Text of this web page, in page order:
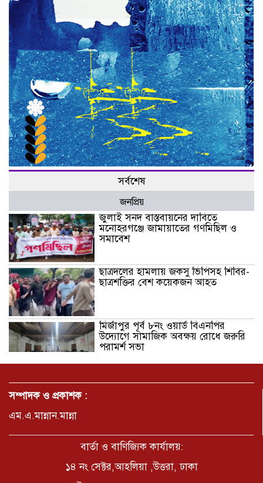
সর্বশেষ
জনপ্রিয়
জুলাই সনদ বাস্তবায়নের দাবিতে
মনোহরগঞ্জে জামায়াতের গণমিছিল ও
সমাবেশ
ছাত্রদলের হামলায় জকসু ভিপিসহ শিবির-
ছাত্রশক্তির বেশ কয়েকজন আহত
মির্জাপুর পূর্ব ৮নং ওয়ার্ড বিএনপির
উদ্যোগে সামাজিক অবক্ষয় রোধে জরুরি
পরামর্শ সভা
ভ্রমণ কাহিনী: পদ্মা পারে আনন্দ ভ্রমণ –
সময় –মুক্তা পারভীন
সম্পাদক ও প্রকাশক :
এম.এ.মান্নান.মান্না
বার্তা ও বাণিজ্যিক কার্যালয়:
১৪ নং সেক্টর,আহলিয়া ,উত্তরা, ঢাকা